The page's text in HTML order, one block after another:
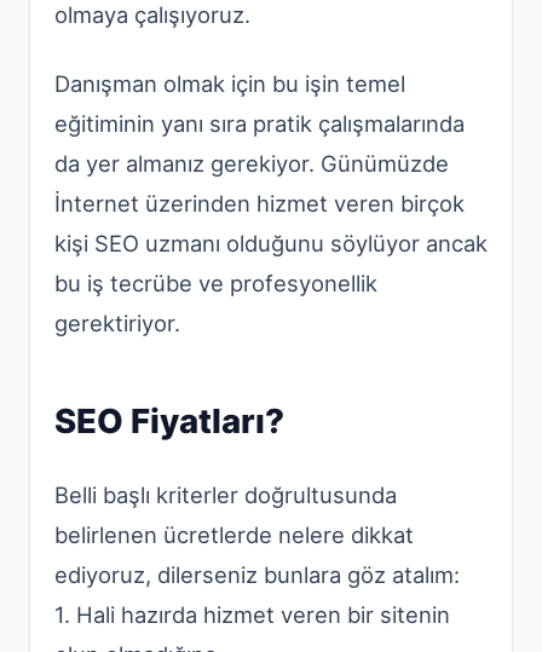
olmaya çalışıyoruz.
Danışman olmak için bu işin temel
eğitiminin yanı sıra pratik çalışmalarında
da yer almanız gerekiyor. Günümüzde
İnternet üzerinden hizmet veren birçok
kişi SEO uzmanı olduğunu söylüyor ancak
bu iş tecrübe ve profesyonellik
gerektiriyor.
SEO Fiyatları?
Belli başlı kriterler doğrultusunda
belirlenen ücretlerde nelere dikkat
ediyoruz, dilerseniz bunlara göz atalım:
1. Hali hazırda hizmet veren bir sitenin